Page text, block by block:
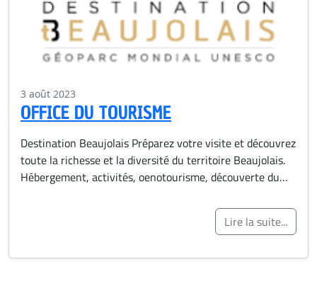
3 août 2023
OFFICE DU TOURISME
Destination Beaujolais Préparez votre visite et découvrez
toute la richesse et la diversité du territoire Beaujolais.
Hébergement, activités, oenotourisme, découverte du…
Lire la suite...